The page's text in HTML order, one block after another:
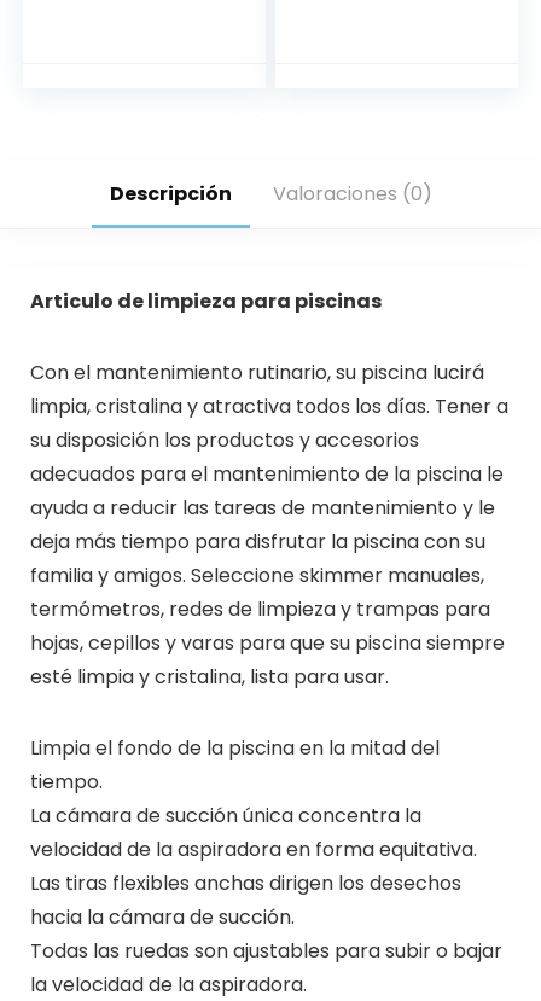
Descripción Valoraciones (0)
Articulo de limpieza para piscinas
Con el mantenimiento rutinario, su piscina lucirá
limpia, cristalina y atractiva todos los días. Tener a
su disposición los productos y accesorios
adecuados para el mantenimiento de la piscina le
ayuda a reducir las tareas de mantenimiento y le
deja más tiempo para disfrutar la piscina con su
familia y amigos. Seleccione skimmer manuales,
termómetros, redes de limpieza y trampas para
hojas, cepillos y varas para que su piscina siempre
esté limpia y cristalina, lista para usar.
Limpia el fondo de la piscina en la mitad del
tiempo.
La cámara de succión única concentra la
velocidad de la aspiradora en forma equitativa.
Las tiras flexibles anchas dirigen los desechos
hacia la cámara de succión.
Todas las ruedas son ajustables para subir o bajar
la velocidad de la aspiradora.